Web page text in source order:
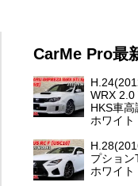
CarMe Pro最
WRX 2.0
HKS車
ホワイ
プショ
ホワイ